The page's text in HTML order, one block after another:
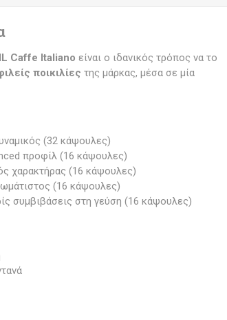
Caffe Italiano είναι ο ιδανικός τρόπος να το
ποικιλίες της μάρκας, μέσα σε μία
(32 κάψουλες)
προφίλ (16 κάψουλες)
χαρακτήρας (16 κάψουλες)
(16 κάψουλες)
συμβιβάσεις στη γεύση (16 κάψουλες)